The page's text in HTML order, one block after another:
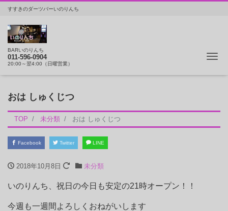
すすきのダーツバーいのりんち
BARいのりんち
011-596-0904
20:00～翌4:00（日曜営業）
ナ
おは しゅくじつ
TOP 未分類 おは しゅくじつ
Facebook Twitter LINE
2018年10月8日 未分類
いのりんち、祝日の今日も安定の21時オープン！！
今週も一週間よろしくおねがいします